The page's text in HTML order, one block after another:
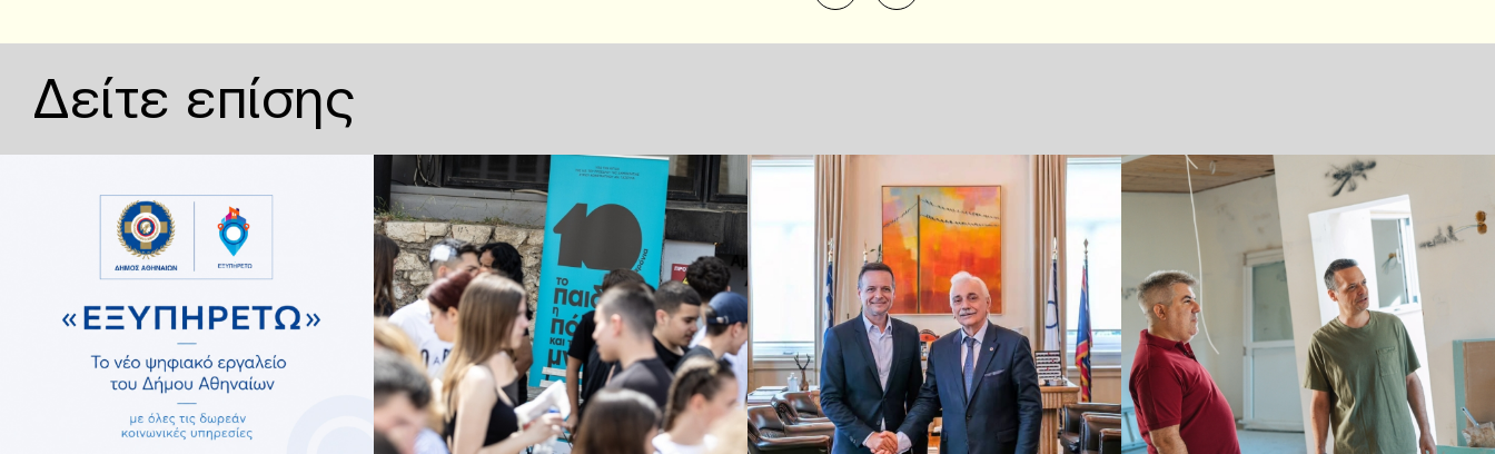
Δείτε επίσης